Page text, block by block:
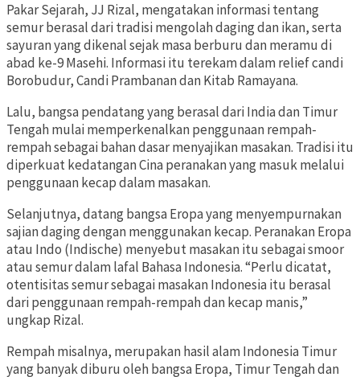
Pakar Sejarah, JJ Rizal, mengatakan informasi tentang
semur berasal dari tradisi mengolah daging dan ikan, serta
sayuran yang dikenal sejak masa berburu dan meramu di
abad ke-9 Masehi. Informasi itu terekam dalam relief candi
Borobudur, Candi Prambanan dan Kitab Ramayana.
Lalu, bangsa pendatang yang berasal dari India dan Timur
Tengah mulai memperkenalkan penggunaan rempah-
rempah sebagai bahan dasar menyajikan masakan. Tradisi itu
diperkuat kedatangan Cina peranakan yang masuk melalui
penggunaan kecap dalam masakan.
Selanjutnya, datang bangsa Eropa yang menyempurnakan
sajian daging dengan menggunakan kecap. Peranakan Eropa
atau Indo (Indische) menyebut masakan itu sebagai smoor
atau semur dalam lafal Bahasa Indonesia. “Perlu dicatat,
otentisitas semur sebagai masakan Indonesia itu berasal
dari penggunaan rempah-rempah dan kecap manis,”
ungkap Rizal.
Rempah misalnya, merupakan hasil alam Indonesia Timur
yang banyak diburu oleh bangsa Eropa, Timur Tengah dan